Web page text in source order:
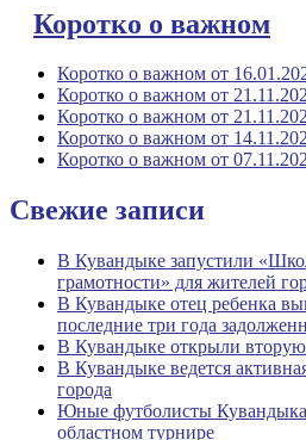
Коротко о важном
Коротко о важном от
Коротко о важном от
Коротко о важном от
Коротко о важном от
Коротко о важном от
Свежие записи
В Кувандыке запустили
грамотности» для жителей
В Кувандыке отец ребенка
последние три года
В Кувандыке открыли
В Кувандыке ведется
города
Юные футболисты
областном турнире